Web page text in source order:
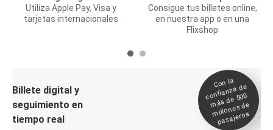
Utiliza Apple Pay, Visa y
tarjetas internacionales
Consigue tus billetes online,
en nuestra app o en una
Flixshop
Billete digital y
seguimiento en
tiempo real
Con la
confianza de
más de 500
millones de
pasajeros